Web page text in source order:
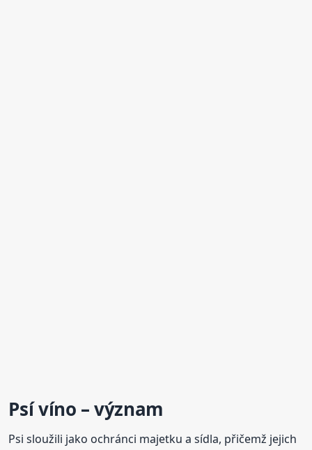
Psí víno – význam
Psi sloužili jako ochránci majetku a sídla, přičemž jejich